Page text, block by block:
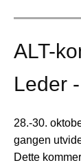
ALT-
Leder
28.-30.
gangen
Dette